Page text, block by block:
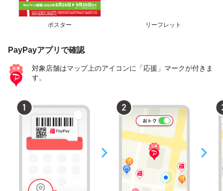
ポスター リーフレット
PayPayアプリで確認
対象店舗はマップ上のアイコンに「応援」マークが付きま
す。